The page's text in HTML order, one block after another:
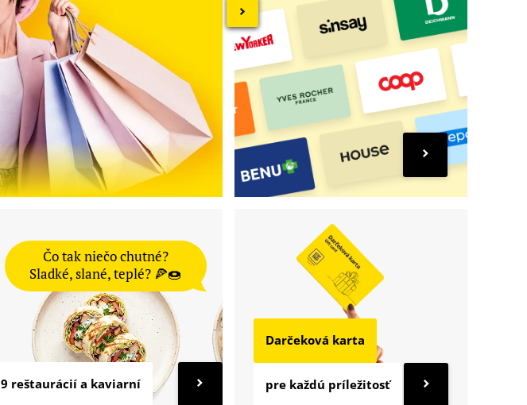
Darčeková karta
pre každú príležitosť
Čo tak niečo chutné?
Sladké, slané, teplé? 🍕🍩
9 reštaurácií a kaviarní